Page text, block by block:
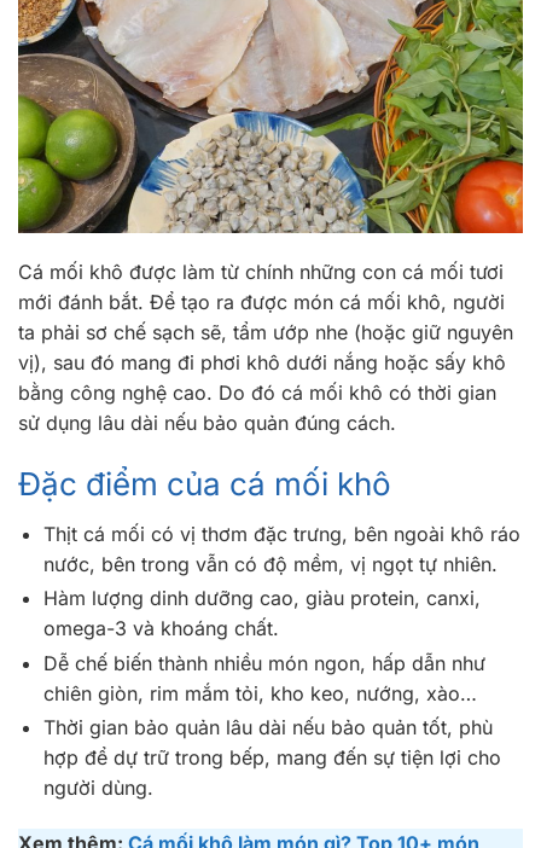
Cá mối khô được làm từ chính những con cá mối tươi
mới đánh bắt. Để tạo ra được món cá mối khô, người
ta phải sơ chế sạch sẽ, tẩm ướp nhe (hoặc giữ nguyên
vị), sau đó mang đi phơi khô dưới nắng hoặc sấy khô
bằng công nghệ cao. Do đó cá mối khô có thời gian
sử dụng lâu dài nếu bảo quản đúng cách.
Đặc điểm của cá mối khô
Thịt cá mối có vị thơm đặc trưng, bên ngoài khô ráo
nước, bên trong vẫn có độ mềm, vị ngọt tự nhiên.
Hàm lượng dinh dưỡng cao, giàu protein, canxi,
omega-3 và khoáng chất.
Dễ chế biến thành nhiều món ngon, hấp dẫn như
chiên giòn, rim mắm tỏi, kho keo, nướng, xào…
Thời gian bảo quản lâu dài nếu bảo quản tốt, phù
hợp để dự trữ trong bếp, mang đến sự tiện lợi cho
người dùng.
Xem thêm: Cá mối khô làm món gì? Top 10+ món